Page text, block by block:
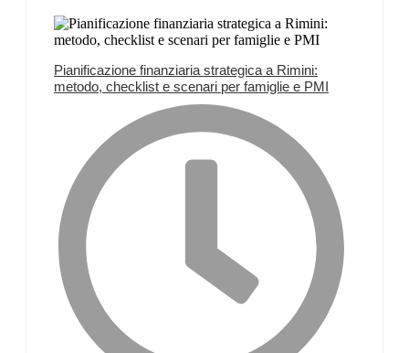
Pianificazione finanziaria strategica a Rimini:
metodo, checklist e scenari per famiglie e PMI